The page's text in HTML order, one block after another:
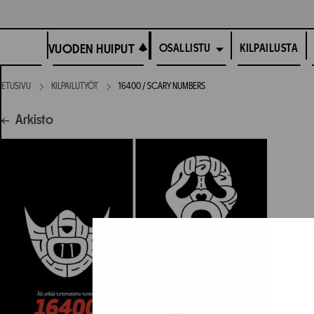
suoraan
VUODEN HUIPUT
VUODEN HUIPUT OSALLISTU KILPAILUSTA
ETUSIVU KILPAILUTYÖT 16400 / SCARY NUMBERS
Arkisto